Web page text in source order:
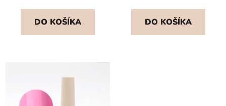
DO KOŠÍKA DO KOŠÍKA